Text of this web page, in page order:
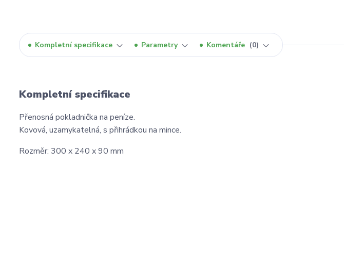
Kompletní specifikace Parametry Komentáře 0
Kompletní specifikace
Přenosná pokladnička na peníze.
Kovová, uzamykatelná, s přihrádkou na mince.
Rozměr: 300 x 240 x 90 mm